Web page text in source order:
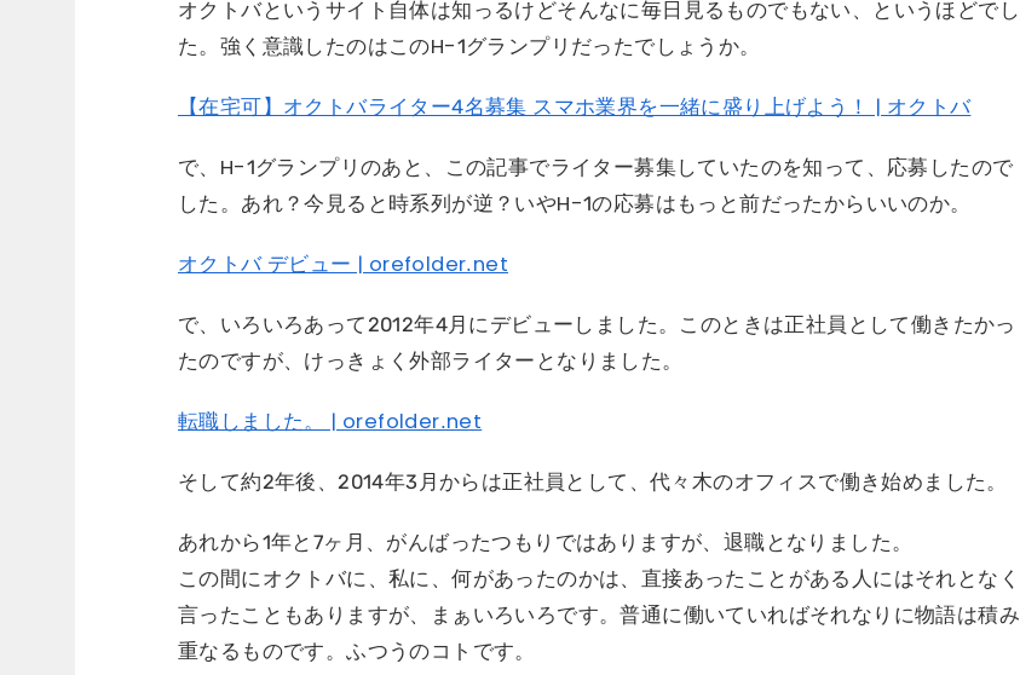
オクトバというサイト自体は知っるけどそんなに毎日見るものでもない、というほどでし
た。強く意識したのはこのH-1グランプリだったでしょうか。
【在宅可】オクトバライター4名募集 スマホ業界を一緒に盛り上げよう！ | オクトバ
で、H-1グランプリのあと、この記事でライター募集していたのを知って、応募したので
した。あれ？今見ると時系列が逆？いやH-1の応募はもっと前だったからいいのか。
オクトバ デビュー | orefolder.net
で、いろいろあって2012年4月にデビューしました。このときは正社員として働きたかっ
たのですが、けっきょく外部ライターとなりました。
転職しました。 | orefolder.net
そして約2年後、2014年3月からは正社員として、代々木のオフィスで働き始めました。
あれから1年と7ヶ月、がんばったつもりではありますが、退職となりました。
この間にオクトバに、私に、何があったのかは、直接あったことがある人にはそれとなく
言ったこともありますが、まぁいろいろです。普通に働いていればそれなりに物語は積み
重なるものです。ふつうのコトです。